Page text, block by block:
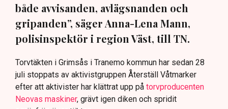
både avvisanden, avlägsnanden och
gripanden”, säger Anna-Lena Mann,
polisinspektör i region Väst, till TN.
Torvtäkten i Grimsås i Tranemo kommun har sedan 28
juli stoppats av aktivistgruppen Återställ Våtmarker
efter att aktivister har klättrat upp på torvproducenten
Neovas maskiner, grävt igen diken och spridit